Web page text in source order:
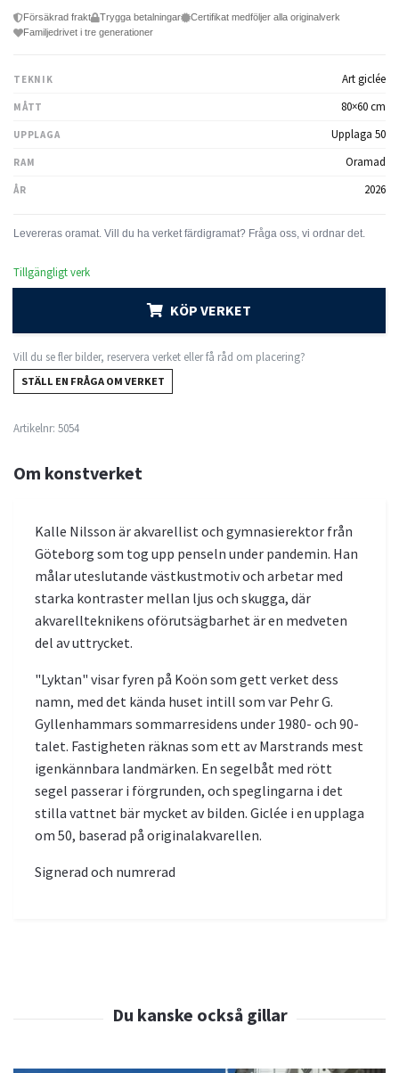
Försäkrad frakt Trygga betalningar
Certifikat medföljer alla originalverk
Familjedrivet i tre generationer
TEKNIK Art giclée
MÅTT 80×60 cm
UPPLAGA Upplaga 50
RAM Oramad
ÅR 2026
Tillgängligt verk
KÖP VERKET
Vill du se fler bilder, reservera verket eller få råd om placering?
STÄLL EN FRÅGA OM VERKET
Artikelnr: 5054
Om konstverket
Kalle Nilsson är akvarellist och gymnasierektor från
Göteborg som tog upp penseln under pandemin. Han
målar uteslutande västkustmotiv och arbetar med
starka kontraster mellan ljus och skugga, där
akvarellteknikens oförutsägbarhet är en medveten
del av uttrycket.
"Lyktan" visar fyren på Koön som gett verket dess
namn, med det kända huset intill som var Pehr G.
Gyllenhammars sommarresidens under 1980- och 90-
talet. Fastigheten räknas som ett av Marstrands mest
igenkännbara landmärken. En segelbåt med rött
segel passerar i förgrunden, och speglingarna i det
stilla vattnet bär mycket av bilden. Giclée i en upplaga
om 50, baserad på originalakvarellen.
Signerad och numrerad